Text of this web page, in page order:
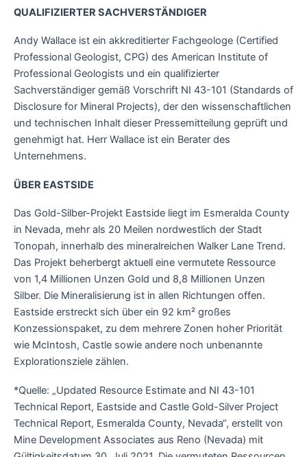
QUALIFIZIERTER SACHVERSTÄNDIGER
Andy Wallace ist ein akkreditierter Fachgeologe (Certified
Professional Geologist, CPG) des American Institute of
Professional Geologists und ein qualifizierter
Sachverständiger gemäß Vorschrift NI 43-101 (Standards of
Disclosure for Mineral Projects), der den wissenschaftlichen
und technischen Inhalt dieser Pressemitteilung geprüft und
genehmigt hat. Herr Wallace ist ein Berater des
Unternehmens.
ÜBER EASTSIDE
Das Gold-Silber-Projekt Eastside liegt im Esmeralda County
in Nevada, mehr als 20 Meilen nordwestlich der Stadt
Tonopah, innerhalb des mineralreichen Walker Lane Trend.
Das Projekt beherbergt aktuell eine vermutete Ressource
von 1,4 Millionen Unzen Gold und 8,8 Millionen Unzen
Silber. Die Mineralisierung ist in allen Richtungen offen.
Eastside erstreckt sich über ein 92 km² großes
Konzessionspaket, zu dem mehrere Zonen hoher Priorität
wie McIntosh, Castle sowie andere noch unbenannte
Explorationsziele zählen.
*Quelle: „Updated Resource Estimate and NI 43-101
Technical Report, Eastside and Castle Gold-Silver Project
Technical Report, Esmeralda County, Nevada“, erstellt von
Mine Development Associates aus Reno (Nevada) mit